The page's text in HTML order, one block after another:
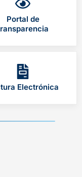
Portal de
Electrónica